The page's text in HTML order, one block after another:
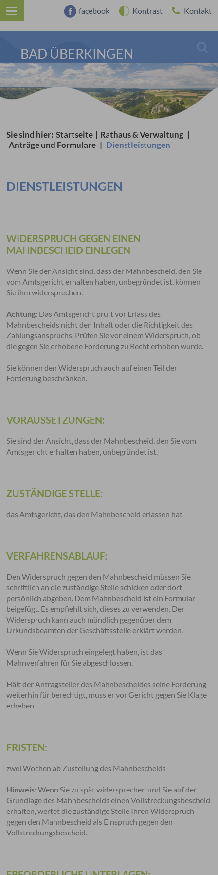
facebook Kontrast Kontakt
BAD ÜBERKINGEN
Sie sind hier: Startseite | Rathaus & Verwaltung |
Anträge und Formulare | Dienstleistungen
DIENSTLEISTUNGEN
WIDERSPRUCH GEGEN EINEN
MAHNBESCHEID EINLEGEN
Wenn Sie der Ansicht sind, dass der Mahnbescheid, den Sie
vom Amtsgericht erhalten haben, unbegründet ist, können
Sie ihm widersprechen.
Achtung: Das Amtsgericht prüft vor Erlass des
Mahnbescheids nicht den Inhalt oder die Richtigkeit des
Zahlungsanspruchs. Prüfen Sie vor einem Widerspruch, ob
die gegen Sie erhobene Forderung zu Recht erhoben wurde.
Sie können den Widerspruch auch auf einen Teil der
Forderung beschränken.
VORAUSSETZUNGEN:
Sie sind der Ansicht,dass der Mahnbescheid, den Sie vom
Amtsgericht erhalten haben, unbegründet ist.
ZUSTÄNDIGE STELLE:
das Amtsgericht, das den Mahnbescheid erlassen hat
VERFAHRENSABLAUF:
Den Widerspruch gegen den Mahnbescheid müssen Sie
schriftlich an die zuständige Stelle schicken oder dort
persönlich abgeben. Dem Mahnbescheid ist ein Formular
beigefügt. Es empfiehlt sich, dieses zu verwenden. Der
Widerspruch kann auch mündlich gegenüber dem
Urkundsbeamten der Geschäftsstelle erklärt werden.
Wenn Sie Widerspruch eingelegt haben, ist das
Mahnverfahren für Sie abgeschlossen.
Hält der Antragsteller des Mahnbescheides seine Forderung
weiterhin für berechtigt, muss er vor Gericht gegen Sie Klage
erheben.
FRISTEN:
zwei Wochen ab Zustellung des Mahnbescheids
Hinweis: Wenn Sie zu spät widersprechen und Sie auf der
Grundlage des Mahnbescheids einen Vollstreckungsbescheid
erhalten, wertet die zuständige Stelle Ihren Widerspruch
gegen den Mahnbescheid als Einspruch gegen den
Vollstreckungsbescheid.